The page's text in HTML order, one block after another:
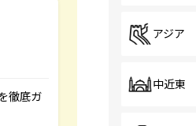
徹底ガ
アジア
中近東